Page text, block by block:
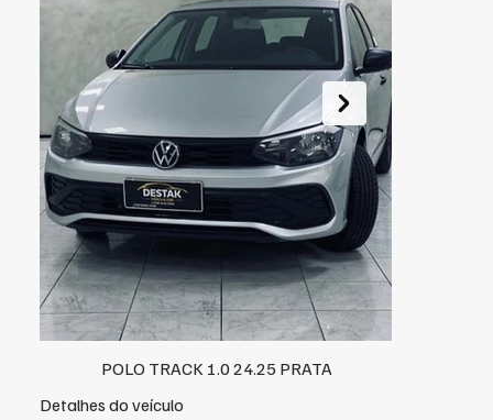
POLO TRACK 1.0 24.25 PRATA
Detalhes do veículo